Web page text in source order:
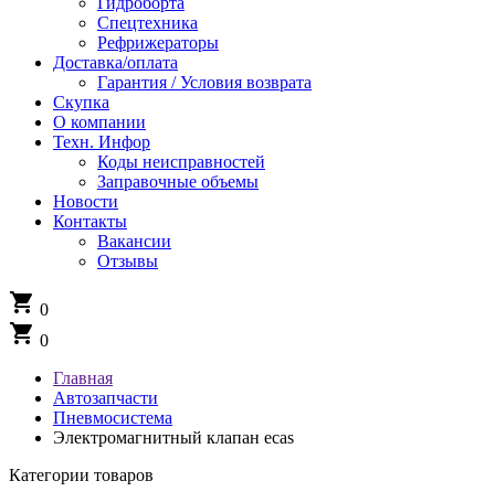
Спецтехника
Рефрижераторы
Доставка/оплата
Гарантия / Условия возврата
Скупка
О компании
Техн. Инфор
Коды неисправностей
Заправочные объемы
Новости
Контакты
Вакансии
Отзывы
shopping_cart 0
shopping_cart 0
Главная
Автозапчасти
Пневмосистема
Электромагнитный клапан ecas
Категории товаров